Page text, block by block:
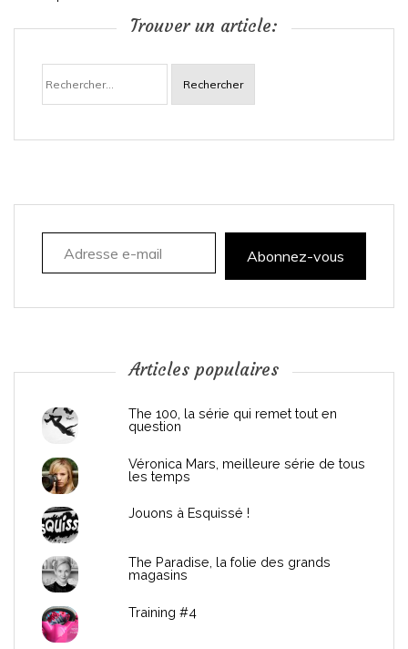
i
a
n
Trouver un article:
Rechercher :
Adresse e-mail
Abonnez-vous
Articles populaires
The 100, la série qui remet tout en
question
Véronica Mars, meilleure série de tous
les temps
Jouons à Esquissé !
The Paradise, la folie des grands
magasins
Training #4